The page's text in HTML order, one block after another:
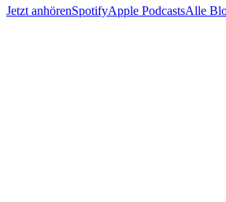
Jetzt anhörenSpotifyApple PodcastsAlle